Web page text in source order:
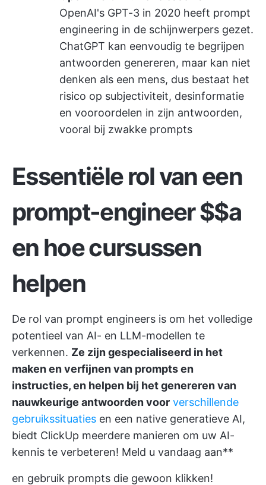
OpenAI's GPT-3 in 2020 heeft prompt
engineering in de schijnwerpers gezet.
ChatGPT kan eenvoudig te begrijpen
antwoorden genereren, maar kan niet
denken als een mens, dus bestaat het
risico op subjectiviteit, desinformatie
en vooroordelen in zijn antwoorden,
vooral bij zwakke prompts
Essentiële rol van een
prompt-engineer $$a
en hoe cursussen
helpen
De rol van prompt engineers is om het volledige
potentieel van AI- en LLM-modellen te
verkennen. Ze zijn gespecialiseerd in het
maken en verfijnen van prompts en
instructies, en helpen bij het genereren van
nauwkeurige antwoorden voor verschillende
gebruikssituaties en een native generatieve AI,
biedt ClickUp meerdere manieren om uw AI-
kennis te verbeteren! Meld u vandaag aan**
en gebruik prompts die gewoon klikken!